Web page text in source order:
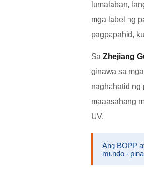
lumalaban,
mga label ng
pagpapahid,
Sa Zhejiang
ginawa sa
naghahatid ng
maaasahang
UV.
Ang BOPP
mundo -